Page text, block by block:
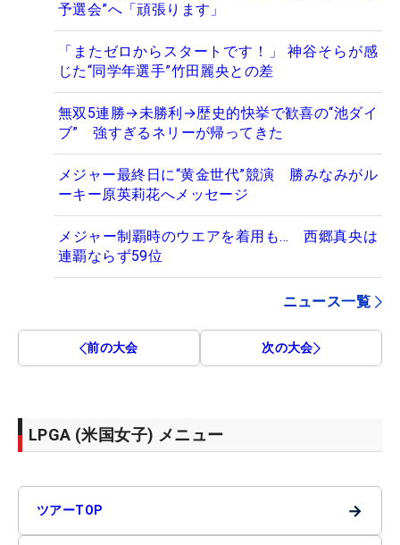
予選会”へ「頑張ります」
「またゼロからスタートです！」 神谷そらが感
じた“同学年選手”竹田麗央との差
無双5連勝→未勝利→歴史的快挙で歓喜の“池ダイ
ブ” 強すぎるネリーが帰ってきた
メジャー最終日に“黄金世代”競演 勝みなみがル
ーキー原英莉花へメッセージ
メジャー制覇時のウエアを着用も… 西郷真央は
連覇ならず59位
ニュース一覧
前の大会 次の大会
LPGA (米国女子) メニュー
ツアーTOP →